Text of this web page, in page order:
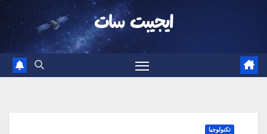
ايجيبت سات
تكنولوجيا